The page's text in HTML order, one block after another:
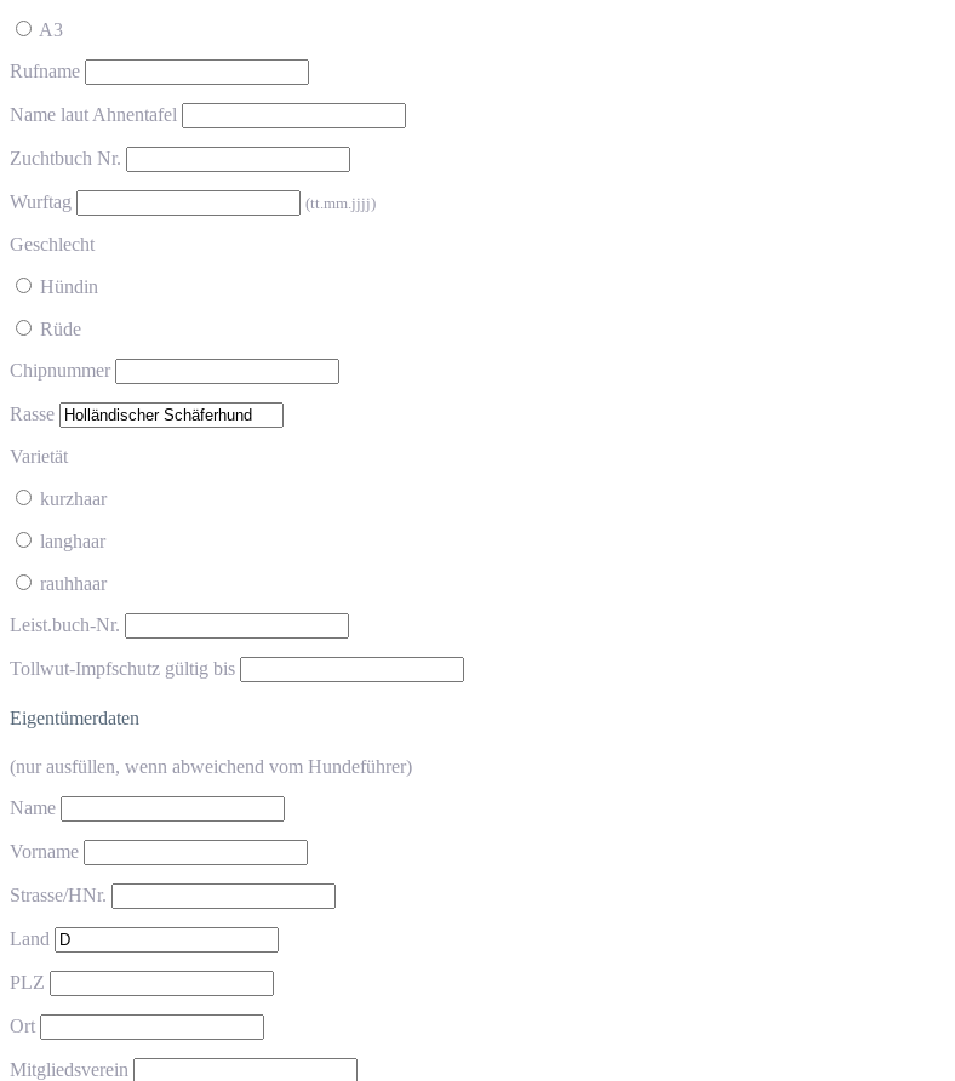
A3
Rufname
Name laut Ahnentafel
Zuchtbuch Nr.
Wurftag (tt.mm.jjjj)
Geschlecht
Hündin
Rüde
Chipnummer
Rasse
Varietät
kurzhaar
langhaar
rauhhaar
Leist.buch-Nr.
Tollwut-Impfschutz gültig bis
Eigentümerdaten
(nur ausfüllen, wenn abweichend vom Hundeführer)
Name
Vorname
Strasse/HNr.
Land
PLZ
Ort
Mitgliedsverein